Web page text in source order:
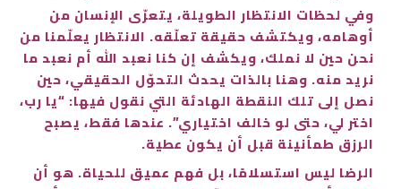
وفي لحظات الانتظار الطويلة، يتعرّى الإنسان من
أوهامه، ويكتشف حقيقة تعلّقه. الانتظار يعلّمنا من
نحن حين لا نملك، ويكشف إن كنا نعبد الله أم نعبد ما
نريد منه. وهنا بالذات يحدث التحوّل الحقيقي، حين
نصل إلى تلك النقطة الهادئة التي نقول فيها: “يا رب،
اختر لي، حتى لو خالف اختياري”. عندها فقط، يصبح
الرزق طمأنينة قبل أن يكون عطية.
الرضا ليس استسلامًا، بل فهم عميق للحياة. هو أن